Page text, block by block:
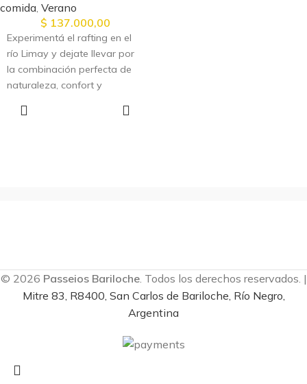
comida, Verano
$ 137.000,00
Experimentá el rafting en el
río Limay y dejate llevar por
la combinación perfecta de
naturaleza, confort y
patagónica. Una experiencia
© 2026 Passeios Bariloche. Todos los derechos reservados. |
Mitre 83, R8400, San Carlos de Bariloche, Río Negro,
Argentina